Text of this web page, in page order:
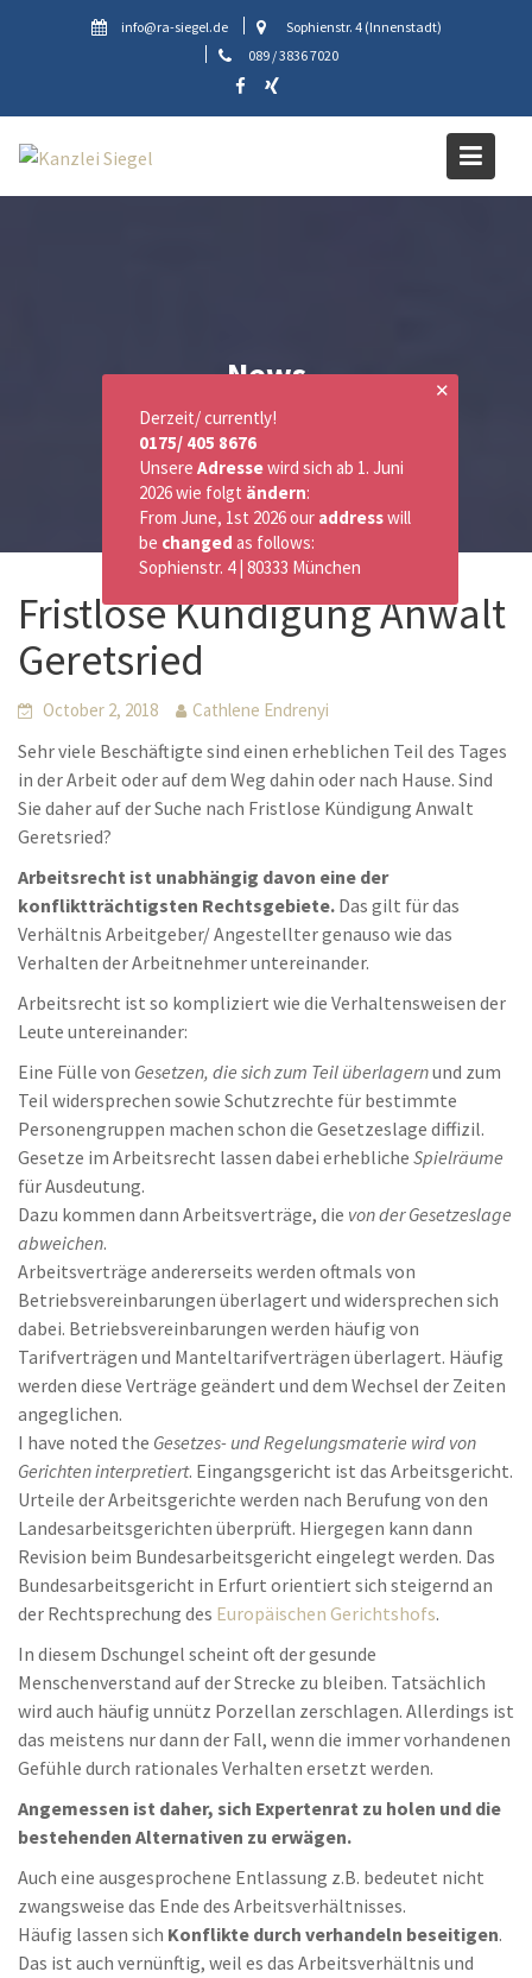
info@ra-siegel.de
Sophienstr. 4 (Innenstadt)
089 / 3836 7020
News
Fristlose Kündigung Anwalt
Geretsried
October 2, 2018 Cathlene Endrenyi
Sehr viele Beschäftigte sind einen erheblichen Teil des Tages
in der Arbeit oder auf dem Weg dahin oder nach Hause. Sind
Sie daher auf der Suche nach Fristlose Kündigung Anwalt
Geretsried?
Arbeitsrecht ist unabhängig davon eine der
konfliktträchtigsten Rechtsgebiete. Das gilt für das
Verhältnis Arbeitgeber/ Angestellter genauso wie das
Verhalten der Arbeitnehmer untereinander.
Arbeitsrecht ist so kompliziert wie die Verhaltensweisen der
Leute untereinander:
Eine Fülle von Gesetzen, die sich zum Teil überlagernund zum
Teil widersprechen sowie Schutzrechte für bestimmte
Personengruppen machen schon die Gesetzeslage diffizil.
Gesetze im Arbeitsrecht lassen dabei erhebliche Spielräume
für Ausdeutung.
Dazu kommen dann Arbeitsverträge, die von der Gesetzeslage
abweichen.
Arbeitsverträge andererseits werden oftmals von
Betriebsvereinbarungen überlagert und widersprechen sich
dabei. Betriebsvereinbarungen werden häufig von
Tarifverträgen und Manteltarifverträgen überlagert. Häufig
werden diese Verträge geändert und dem Wechsel der Zeiten
angeglichen.
I have noted the Gesetzes- und Regelungsmaterie wird von
Gerichten interpretiert. Eingangsgericht ist das Arbeitsgericht.
Urteile der Arbeitsgerichte werden nach Berufung von den
Landesarbeitsgerichten überprüft. Hiergegen kann dann
Revision beim Bundesarbeitsgericht eingelegt werden. Das
Bundesarbeitsgericht in Erfurt orientiert sich steigernd an
der Rechtsprechung des Europäischen Gerichtshofs.
In diesem Dschungel scheint oft der gesunde
Menschenverstand auf der Strecke zu bleiben. Tatsächlich
wird auch häufig unnütz Porzellan zerschlagen. Allerdings ist
das meistens nur dann der Fall, wenn die immer vorhandenen
Gefühle durch rationales Verhalten ersetzt werden.
Angemessen ist daher, sich Expertenrat zu holen und die
bestehenden Alternativen zu erwägen.
Auch eine ausgesprochene Entlassung z.B. bedeutet nicht
zwangsweise das Ende des Arbeitsverhältnisses.
Häufig lassen sich Konflikte durch verhandeln beseitigen.
Das ist auch vernünftig, weil es das Arbeitsverhältnis und
✕
Derzeit/ currently!
0175/ 405 8676
Unsere Adressewird sich ab 1. Juni
2026 wie folgt ändern:
From June, 1st 2026 our addresswill
be changed as follows:
Sophienstr. 4 | 80333 München